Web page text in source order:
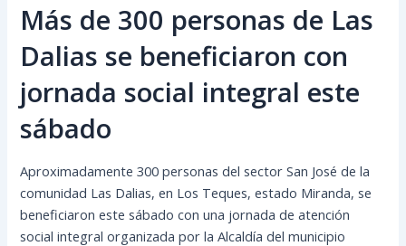
Más de 300 personas de Las
Dalias se beneficiaron con
jornada social integral este
sábado
Aproximadamente 300 personas del sector San José de la
comunidad Las Dalias, en Los Teques, estado Miranda, se
beneficiaron este sábado con una jornada de atención
social integral organizada por la Alcaldía del municipio